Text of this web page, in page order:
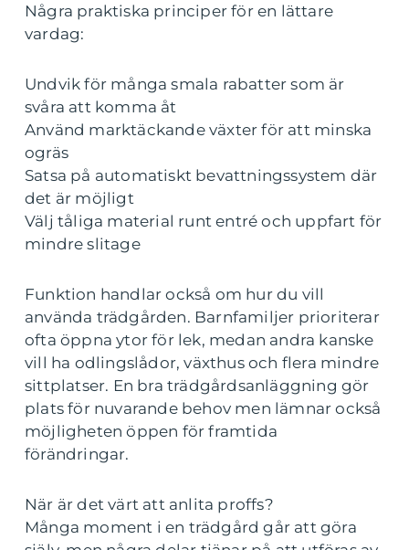
Några praktiska principer för en lättare
vardag:
Undvik för många smala rabatter som är
svåra att komma åt
Använd marktäckande växter för att minska
ogräs
Satsa på automatiskt bevattningssystem där
det är möjligt
Välj tåliga material runt entré och uppfart för
mindre slitage
Funktion handlar också om hur du vill
använda trädgården. Barnfamiljer prioriterar
ofta öppna ytor för lek, medan andra kanske
vill ha odlingslådor, växthus och flera mindre
sittplatser. En bra trädgårdsanläggning gör
plats för nuvarande behov men lämnar också
möjligheten öppen för framtida
förändringar.
När är det värt att anlita proffs?
Många moment i en trädgård går att göra